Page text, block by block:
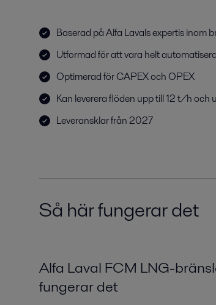
Baserad på Alfa Lavals expertis inom
Utformad för att vara helt
Optimerad för CAPEX och OPEX
Kan leverera flöden upp till 12 t/h och
Leveransklar från 2027
Så här fungerar det
Alfa Laval FCM LNG-
fungerar det